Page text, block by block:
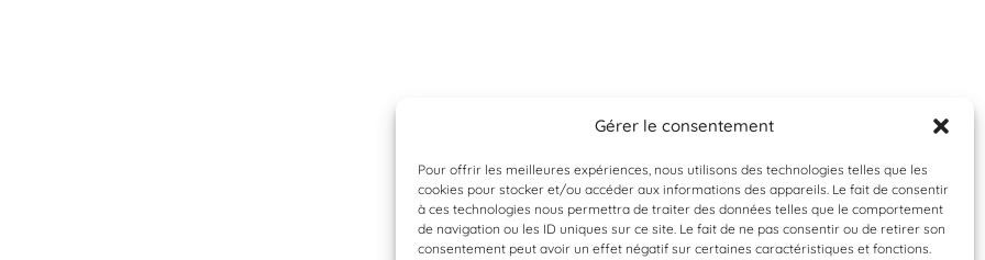
Gérer le consentement
Pour offrir les meilleures expériences, nous utilisons des technologies telles que les
cookies pour stocker et/ou accéder aux informations des appareils. Le fait de consentir
à ces technologies nous permettra de traiter des données telles que le comportement
de navigation ou les ID uniques sur ce site. Le fait de ne pas consentir ou de retirer son
consentement peut avoir un effet négatif sur certaines caractéristiques et fonctions.